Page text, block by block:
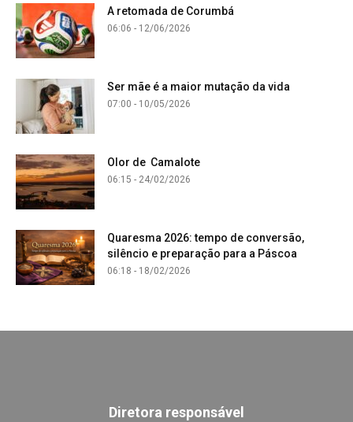
A retomada de Corumbá
06:06 - 12/06/2026
Ser mãe é a maior mutação da vida
07:00 - 10/05/2026
Olor de Camalote
06:15 - 24/02/2026
Quaresma 2026: tempo de conversão,
silêncio e preparação para a Páscoa
06:18 - 18/02/2026
Diretora responsável